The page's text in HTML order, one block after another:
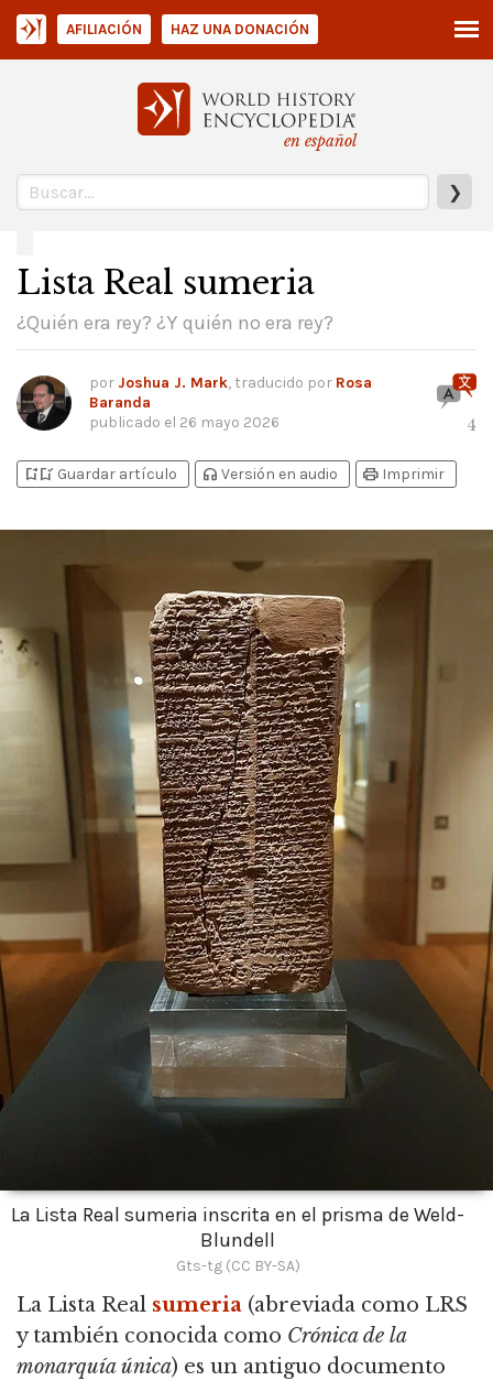
en español
❯
AFILIACIÓN HAZ UNA DONACIÓN
Lista Real sumeria
¿Quién era rey? ¿Y quién no era rey?
por Joshua J. Mark, traducido por Rosa
Baranda
publicado el 26 mayo 2026 4
bookmark_addbookmark_added Guardar artículo headphones Versión en audio print Imprimir
La Lista Real sumeria inscrita en el prisma de Weld-
Blundell
Gts-tg (CC BY-SA)
La Lista Real sumeria (abreviada como LRS
y también conocida como Crónica de la
monarquía única) es un antiguo documento